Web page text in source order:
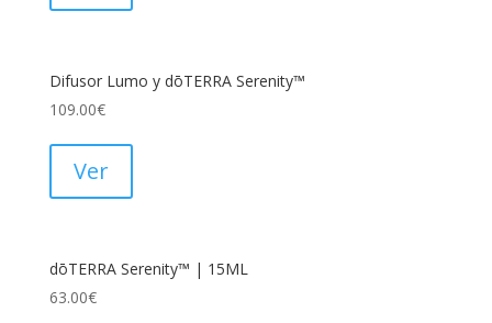
Difusor Lumo y dōTERRA Serenity™
109.00€
Ver
dōTERRA Serenity™ | 15ML
63.00€